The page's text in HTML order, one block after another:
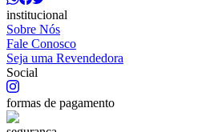
institucional
Sobre Nós
Fale Conosco
Seja uma Revendedora
Social
formas de pagamento